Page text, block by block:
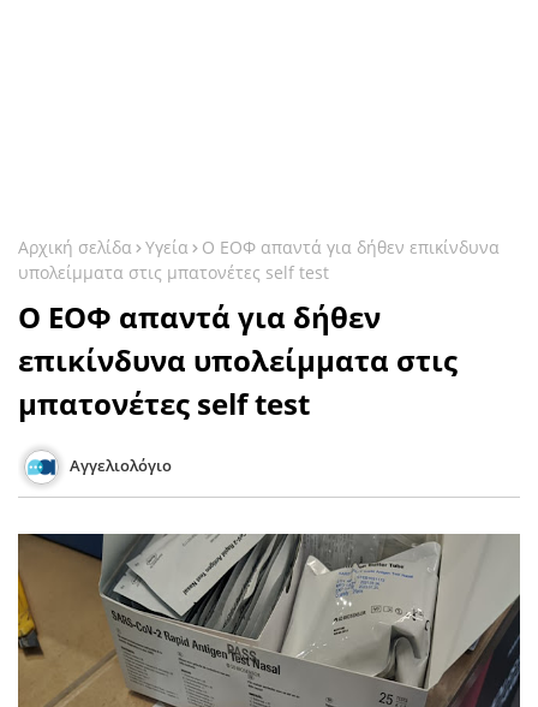
Αρχική σελίδα Υγεία
Ο ΕΟΦ απαντά για δήθεν επικίνδυνα
υπολείμματα στις μπατονέτες self test
Ο ΕΟΦ απαντά για δήθεν
επικίνδυνα υπολείμματα στις
μπατονέτες self test
Αγγελιολόγιο